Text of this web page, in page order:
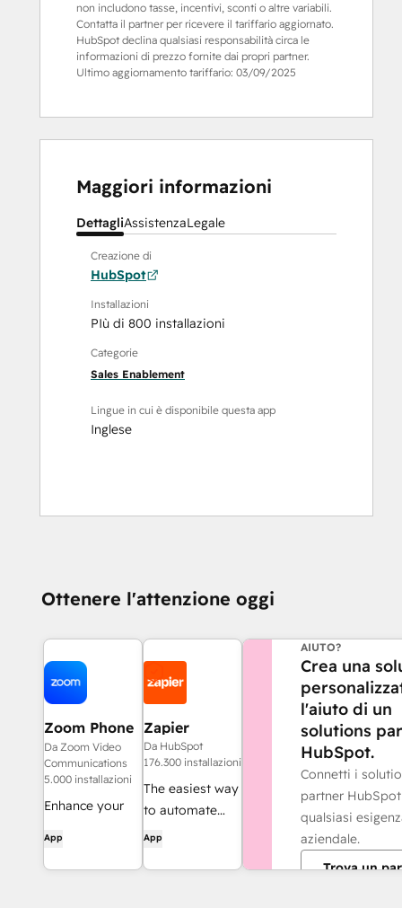
non includono tasse, incentivi, sconti o altre variabili.
Contatta il partner per ricevere il tariffario aggiornato.
HubSpot declina qualsiasi responsabilità circa le
informazioni di prezzo fornite dai propri partner.
Ultimo aggiornamento tariffario: 03/09/2025
Maggiori informazioni
DettagliAssistenzaLegale
Creazione di
HubSpot
Installazioni
PIù di 800 installazioni
Categorie
Sales Enablement
Lingue in cui è disponibile questa app
Inglese
Ottenere l'attenzione oggi
Zoom Phone
for HubSpot
Da Zoom Video
Communications
5.000 installazioni
Enhance your
experience and
streamline your
App
Zapier
Da HubSpot
176.300 installazioni
The easiest way
to automate
and connect
8,000+ apps
App
AIUTO?
Crea una
l'aiuto di un
solutions
HubSpot.
Connetti i
partner
qualsiasi
aziendale.
Trova un